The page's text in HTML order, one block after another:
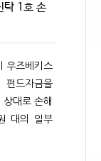
탁 1호 손
우즈베키스
펀드자금을
대로 손해
대의 일부